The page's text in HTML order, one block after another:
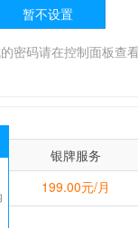
暂不设置
密码请在控制面板查
银牌服务
199.00元/月